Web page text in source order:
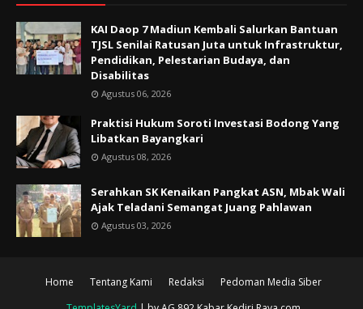
KAI Daop 7 Madiun Kembali Salurkan Bantuan
TJSL Senilai Ratusan Juta untuk Infrastruktur,
Pendidikan, Pelestarian Budaya, dan
Disabilitas
Agustus 06, 2026
Praktisi Hukum Soroti Investasi Bodong Yang
Libatkan Bayangkari
Agustus 08, 2026
Serahkan SK Kenaikan Pangkat ASN, Mbak Wali
Ajak Teladani Semangat Juang Pahlawan
Agustus 03, 2026
Home Tentang Kami Redaksi
Pedoman Media Siber